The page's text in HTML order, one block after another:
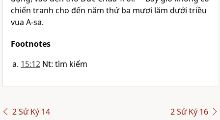
chiến tranh cho đến năm thứ ba mươi lăm dưới triều
vua A-sa.
Footnotes
15:12 Nt: tìm kiếm
2 Sử Ký 14 2 Sử Ký 16